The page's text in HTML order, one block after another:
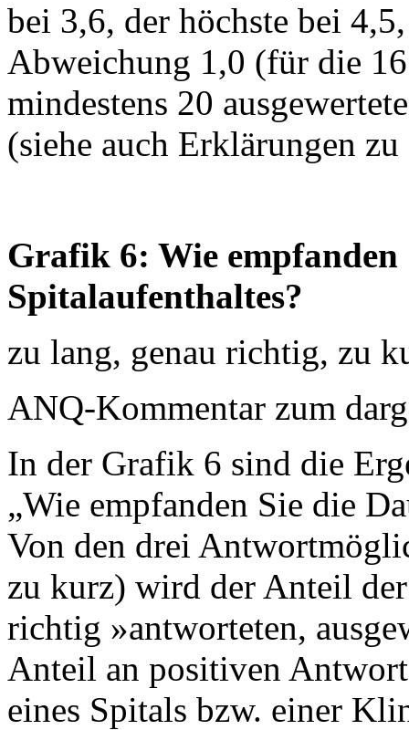
bei 3,6, der höchste bei
Abweichung 1,0 (für die
mindestens 20
(siehe auch Erklärungen
Grafik 6: Wie empfanden
Spitalaufenthaltes?
zu lang, genau richtig, zu
ANQ-Kommentar zum
In der Grafik 6 sind die
„Wie empfanden Sie die
Von den drei
zu kurz) wird der Anteil
richtig »antworteten,
Anteil an positiven
eines Spitals bzw. einer